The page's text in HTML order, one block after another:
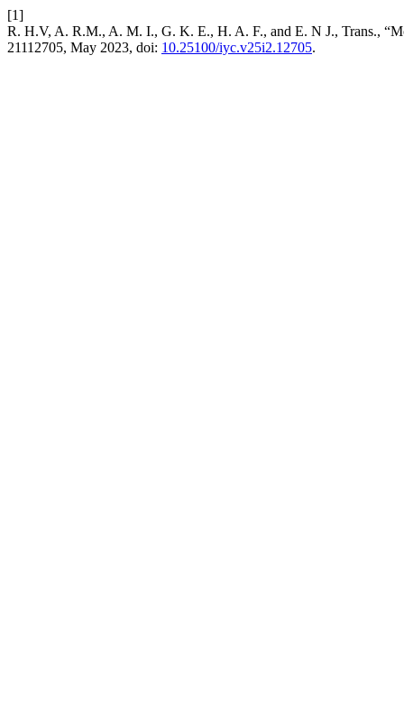
[1]
R. H.V, A. R.M., A. M. I., G. K. E., H. A. F., and E. N J., Trans.,
21112705, May 2023, doi: 10.25100/iyc.v25i2.12705.